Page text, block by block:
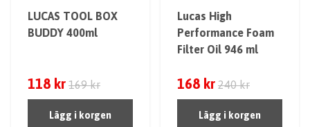
LUCAS TOOL BOX
BUDDY 400ml
118 kr 169 kr
Lägg i korgen
Lucas High
Performance Foam
Filter Oil 946 ml
168 kr 240 kr
Lägg i korgen